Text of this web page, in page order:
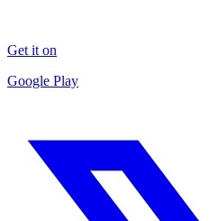
Get it on
Google Play